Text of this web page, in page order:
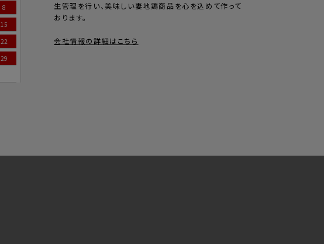
8
15
22
29
生管理を行い、美味しい妻地鶏商品を心を込めて作って
おります。
会社情報の詳細はこちら